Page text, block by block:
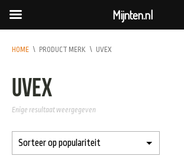
HOME \ PRODUCT MERK \ UVEX
Uvex
Enige resultaat weergegeven
Mijnten.nl